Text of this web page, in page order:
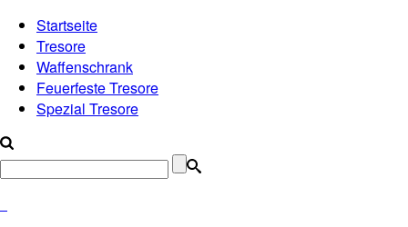
Startseite
Tresore
Waffenschrank
Feuerfeste Tresore
Spezial Tresore